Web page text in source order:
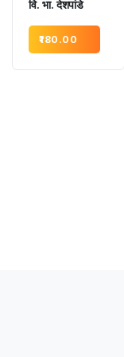
वि. भा. देशपांडे
180.00